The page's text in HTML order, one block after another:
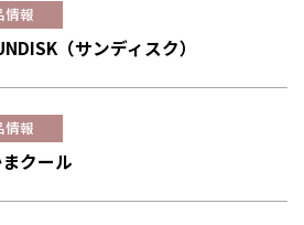
情報
（サンディスク）
情報
クール